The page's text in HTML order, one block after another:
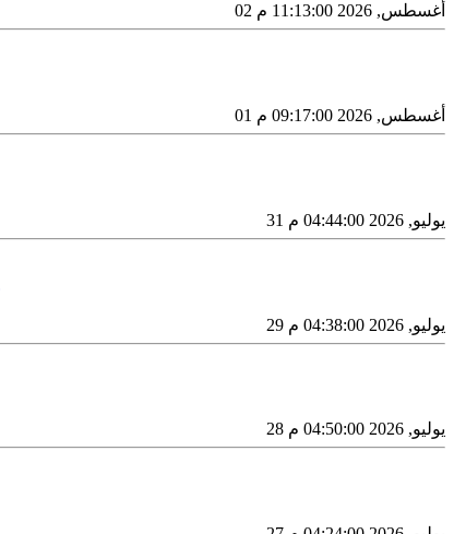
02 أغسطس, 2026 11:13:00 م
01 أغسطس, 2026 09:17:00 م
31 يوليو, 2026 04:44:00 م
29 يوليو, 2026 04:38:00 م
28 يوليو, 2026 04:50:00 م